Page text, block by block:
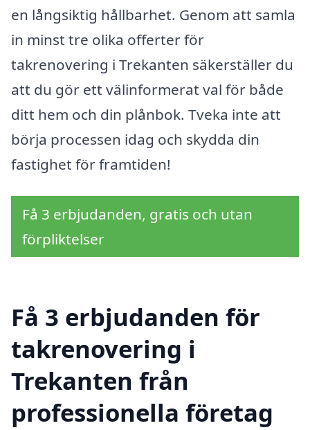
en långsiktig hållbarhet. Genom att samla
in minst tre olika offerter för
takrenovering i Trekanten säkerställer du
att du gör ett välinformerat val för både
ditt hem och din plånbok. Tveka inte att
börja processen idag och skydda din
fastighet för framtiden!
Få 3 erbjudanden, gratis och utan
förpliktelser
Få 3 erbjudanden för
takrenovering i
Trekanten från
professionella företag